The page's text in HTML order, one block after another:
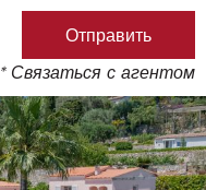
* Связаться с агентом